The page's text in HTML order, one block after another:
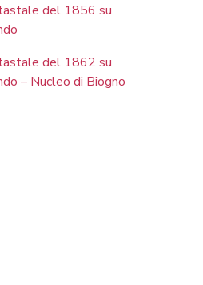
del 1856 su
del 1862 su
– Nucleo di Biogno